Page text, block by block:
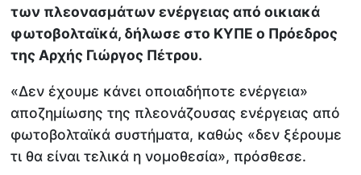
των πλεονασμάτων ενέργειας από οικιακά
φωτοβολταϊκά, δήλωσε στο ΚΥΠΕ ο Πρόεδρος
της Αρχής Γιώργος Πέτρου.
«Δεν έχουμε κάνει οποιαδήποτε ενέργεια»
αποζημίωσης της πλεονάζουσας ενέργειας από
φωτοβολταϊκά συστήματα, καθώς «δεν ξέρουμε
τι θα είναι τελικά η νομοθεσία», πρόσθεσε.